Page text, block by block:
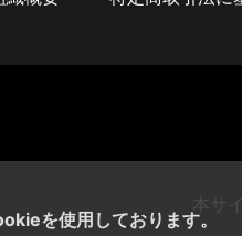
本サ
を使用しております。